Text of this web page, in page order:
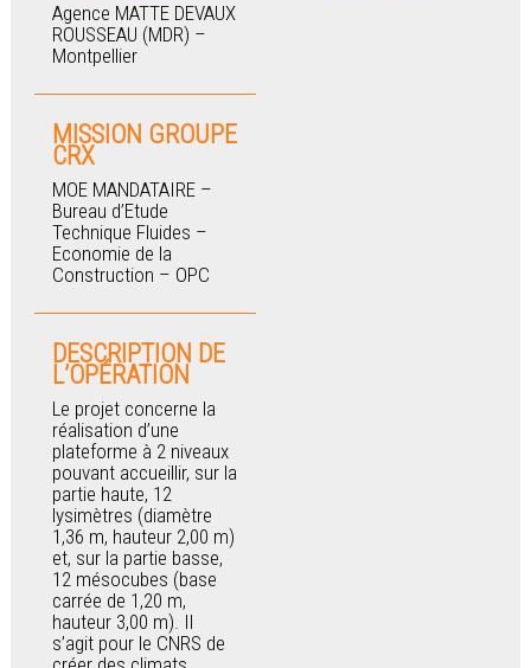
Agence MATTE DEVAUX
ROUSSEAU (MDR) –
Montpellier
MISSION GROUPE
CRX
MOE MANDATAIRE –
Bureau d’Etude
Technique Fluides –
Economie de la
Construction – OPC
DESCRIPTION DE
L’OPÉRATION
Le projet concerne la
réalisation d’une
plateforme à 2 niveaux
pouvant accueillir, sur la
partie haute, 12
lysimètres (diamètre
1,36 m, hauteur 2,00 m)
et, sur la partie basse,
12 mésocubes (base
carrée de 1,20 m,
hauteur 3,00 m). Il
s’agit pour le CNRS de